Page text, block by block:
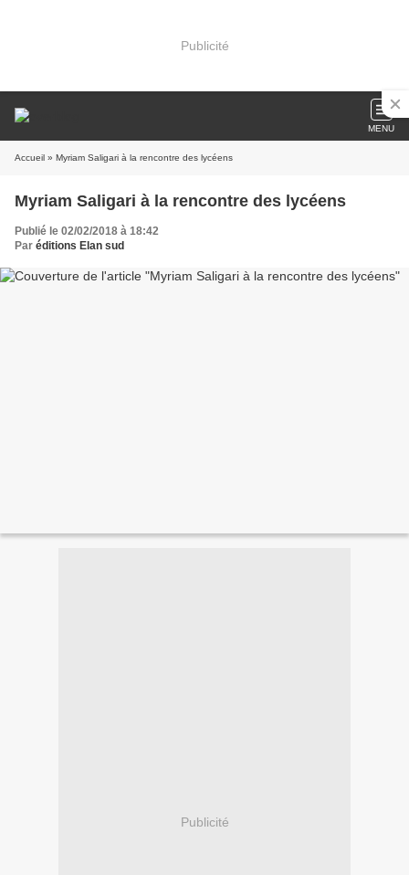
Publicité
MENU
Accueil » Myriam Saligari à la rencontre des lycéens
Myriam Saligari à la rencontre des lycéens
Publié le 02/02/2018 à 18:42
Par éditions Elan sud
Publicité